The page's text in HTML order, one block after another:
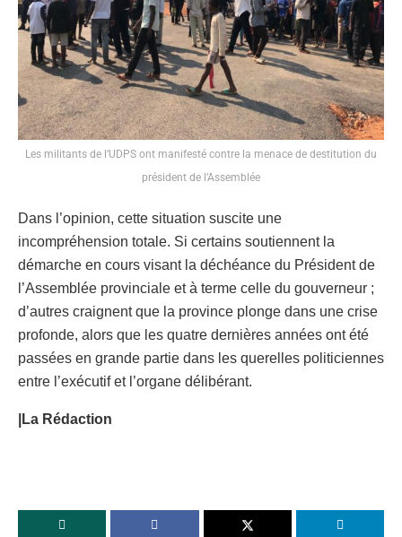
Les militants de l’UDPS ont manifesté contre la menace de destitution du
président de l’Assemblée
Dans l’opinion, cette situation suscite une
incompréhension totale. Si certains soutiennent la
démarche en cours visant la déchéance du Président de
l’Assemblée provinciale et à terme celle du gouverneur ;
d’autres craignent que la province plonge dans une crise
profonde, alors que les quatre dernières années ont été
passées en grande partie dans les querelles politiciennes
entre l’exécutif et l’organe délibérant.
|La Rédaction